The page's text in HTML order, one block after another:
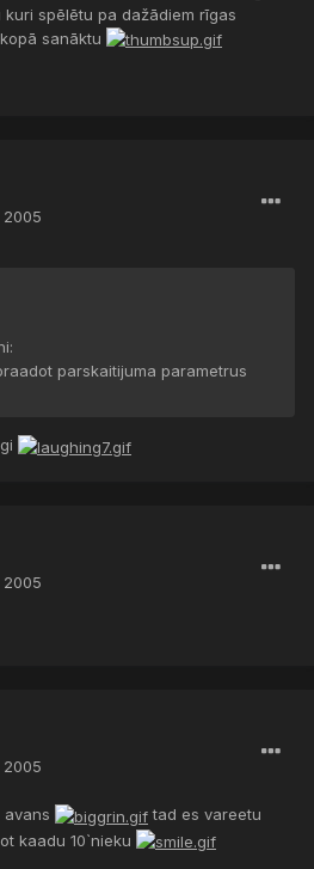
spēlētu pa dažādiem rīgas
sanāktu
2005
parskaitijuma parametrus
2005
2005
avans
tad es vareetu
kaadu 10`nieku